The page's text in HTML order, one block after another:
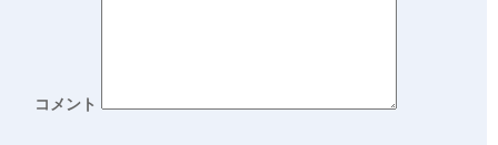
コメント